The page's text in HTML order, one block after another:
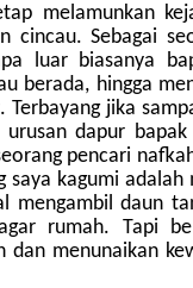
melamunkan
cincau. Sebagai
luar biasanya
berada, hingga
Terbayang jika
dapur
pencari
saya kagumi adalah
mengambil daun
rumah. Tapi
dan menunaikan